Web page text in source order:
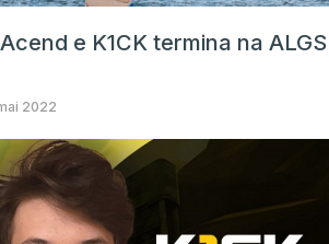
e K1CK termina na ALGS
2022